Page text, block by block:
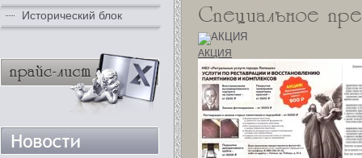
АКЦИЯ
Исторический блок